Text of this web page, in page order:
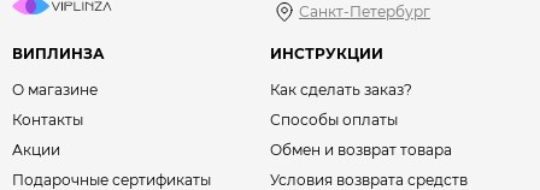
Санкт-Петербург
ВИПЛИНЗА
О магазине
Контакты
Акции
Подарочные сертификаты
ИНСТРУКЦИИ
Как сделать заказ?
Способы оплаты
Обмен и возврат товара
Условия возврата средств